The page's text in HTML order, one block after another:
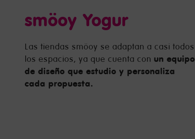
smöoy Yogur
Las tiendas smöoy se adaptan a casi todos
los espacios, ya que cuenta con un equipo
de diseño que estudio y personaliza
cada propuesta.